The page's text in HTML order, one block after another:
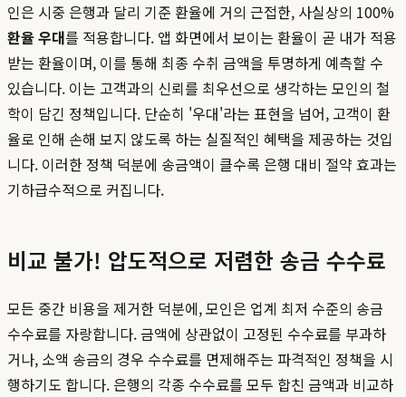
인은 시중 은행과 달리 기준 환율에 거의 근접한, 사실상의 100%
환율 우대를 적용합니다. 앱 화면에서 보이는 환율이 곧 내가 적용
받는 환율이며, 이를 통해 최종 수취 금액을 투명하게 예측할 수
있습니다. 이는 고객과의 신뢰를 최우선으로 생각하는 모인의 철
학이 담긴 정책입니다. 단순히 '우대'라는 표현을 넘어, 고객이 환
율로 인해 손해 보지 않도록 하는 실질적인 혜택을 제공하는 것입
니다. 이러한 정책 덕분에 송금액이 클수록 은행 대비 절약 효과는
기하급수적으로 커집니다.
비교 불가! 압도적으로 저렴한 송금 수수료
모든 중간 비용을 제거한 덕분에, 모인은 업계 최저 수준의 송금
수수료를 자랑합니다. 금액에 상관없이 고정된 수수료를 부과하
거나, 소액 송금의 경우 수수료를 면제해주는 파격적인 정책을 시
행하기도 합니다. 은행의 각종 수수료를 모두 합친 금액과 비교하